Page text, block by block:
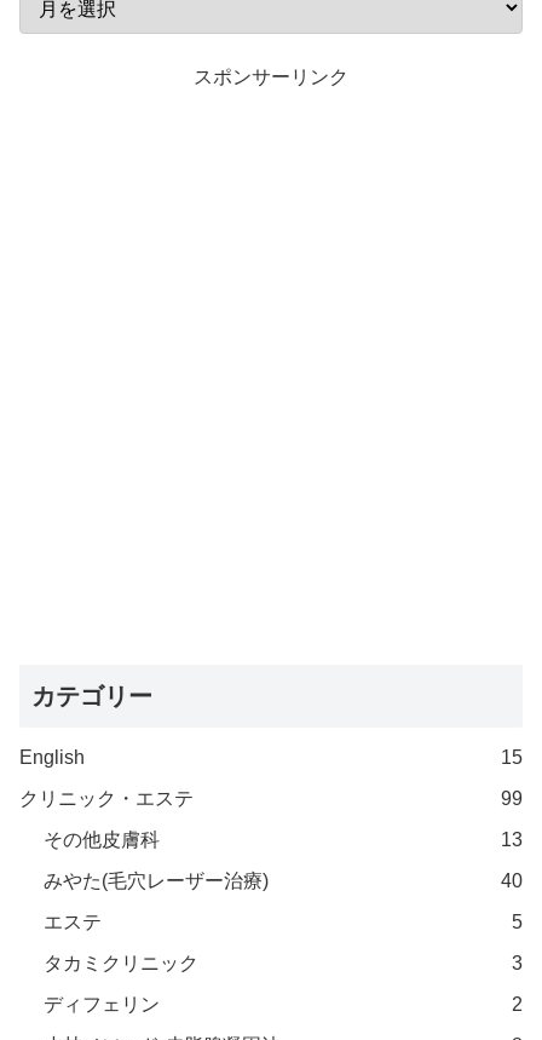
スポンサーリンク
カテゴリー
English
15
クリニック・エステ
99
その他皮膚科
13
みやた(毛穴レーザー治療)
40
エステ
5
タカミクリニック
3
ディフェリン
2